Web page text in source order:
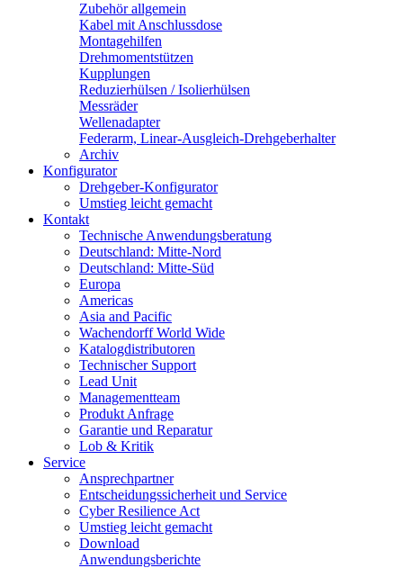
Zubehör allgemein
Kabel mit Anschlussdose
Montagehilfen
Drehmomentstützen
Kupplungen
Reduzierhülsen / Isolierhülsen
Messräder
Wellenadapter
Federarm, Linear-Ausgleich-Drehgeberhalter
Archiv
Konfigurator
Drehgeber-Konfigurator
Umstieg leicht gemacht
Kontakt
Technische Anwendungsberatung
Deutschland: Mitte-Nord
Deutschland: Mitte-Süd
Europa
Americas
Asia and Pacific
Wachendorff World Wide
Katalogdistributoren
Technischer Support
Lead Unit
Managementteam
Produkt Anfrage
Garantie und Reparatur
Lob & Kritik
Service
Ansprechpartner
Entscheidungssicherheit und Service
Cyber Resilience Act
Umstieg leicht gemacht
Download
Anwendungsberichte